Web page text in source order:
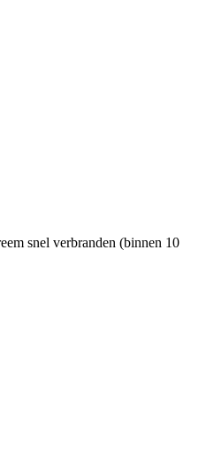
snel verbranden (binnen 10